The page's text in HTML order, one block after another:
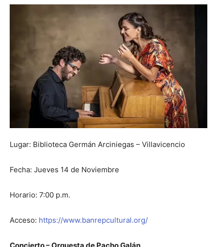
Lugar: Biblioteca Germán Arciniegas – Villavicencio
Fecha: Jueves 14 de Noviembre
Horario: 7:00 p.m.
Acceso: https://www.banrepcultural.org/